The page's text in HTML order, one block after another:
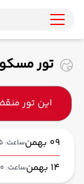
1405 ( ماهان )
این تور
09 بهمن ساعت: 06:15
14 بهمن ساعت: 11:40